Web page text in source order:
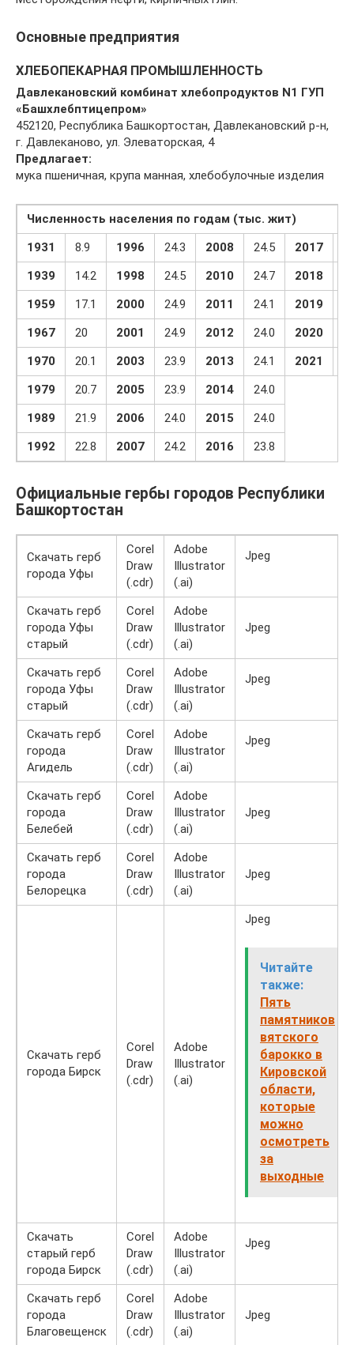
Основные предприятия
ХЛЕБОПЕКАРНАЯ ПРОМЫШЛЕННОСТЬ
Давлекановский комбинат хлебопродуктов N1 ГУП
«Башхлебптицепром»
452120, Республика Башкортостан, Давлекановский р-н,
г. Давлеканово, ул. Элеваторская, 4
Предлагает:
мука пшеничная, крупа манная, хлебобулочные изделия
Численность населения по годам (тыс. жит)
1931
8.9 1996 24.3 2008 24.5 2017
1939
14.2 1998 24.5 2010 24.7 2018
1959
17.1 2000 24.9 2011 24.1 2019
1967
20 2001 24.9 2012 24.0 2020
1970
20.1 2003 23.9 2013 24.1 2021
1979
20.7 2005 23.9 2014
24.0
1989
21.9 2006 24.0 2015
24.0
1992
22.8 2007 24.2 2016 23.8
Официальные гербы городов Республики
Башкортостан
Скачать герб
города Уфы
Corel
Draw
(.cdr)
Adobe
Illustrator
(.ai)
Jpeg
Скачать герб
города Уфы
старый
Corel
Draw
(.cdr)
Adobe
Illustrator
(.ai)
Jpeg
Скачать герб
города Уфы
старый
Corel
Draw
(.cdr)
Adobe
Illustrator
(.ai)
Jpeg
Скачать герб
города
Агидель
Corel
Draw
(.cdr)
Adobe
Illustrator
(.ai)
Jpeg
Скачать герб
города
Белебей
Corel
Draw
(.cdr)
Adobe
Illustrator
(.ai)
Jpeg
Скачать герб
города
Белорецка
Corel
Draw
(.cdr)
Adobe
Illustrator
(.ai)
Jpeg
Скачать герб
города Бирск
Corel
Draw
(.cdr)
Adobe
Illustrator
(.ai)
Jpeg
Читайте
также:
Пять
памятников
вятского
барокко в
Кировской
области,
которые
можно
осмотреть
за
выходные
Скачать
старый герб
города Бирск
Corel
Draw
(.cdr)
Adobe
Illustrator
(.ai)
Jpeg
Скачать герб
города
Благовещенск
Corel
Draw
(.cdr)
Adobe
Illustrator
(.ai)
Jpeg